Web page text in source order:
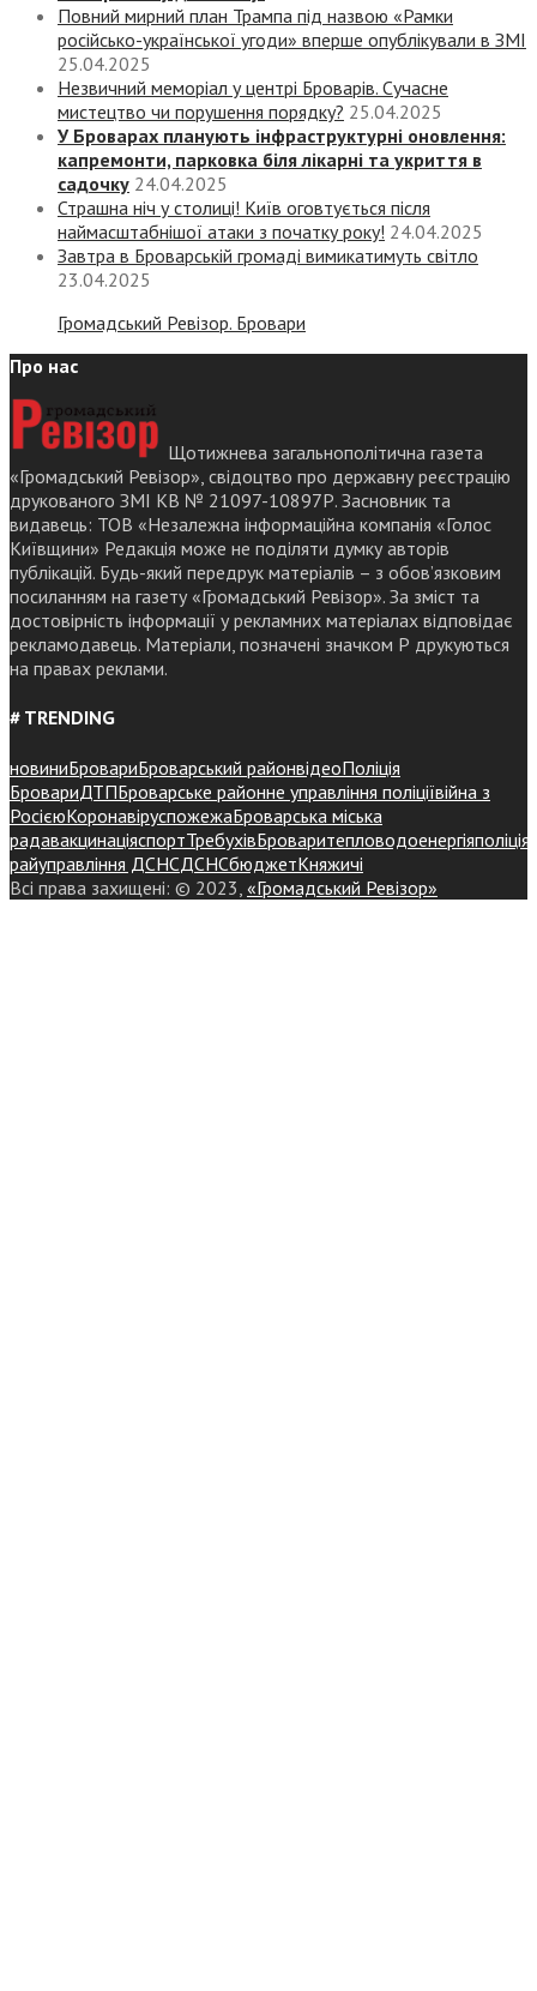
Повний мирний план Трампа під назвою «‎Рамки
російсько-української угоди» вперше опублікували в ЗМІ
25.04.2025
Незвичний меморіал у центрі Броварів. Сучасне
мистецтво чи порушення порядку? 25.04.2025
У Броварах планують інфраструктурні оновлення:
капремонти, парковка біля лікарні та укриття в
садочку 24.04.2025
Страшна ніч у столиці! Київ оговтується після
наймасштабнішої атаки з початку року! 24.04.2025
Завтра в Броварській громаді вимикатимуть світло
23.04.2025
Громадський Ревізор. Бровари
Про нас
Щотижнева загальнополітична газета
«Громадський Ревізор», свідоцтво про державну реєстрацію
друкованого ЗМІ КВ № 21097-10897Р. Засновник та
видавець: ТОВ «Незалежна інформаційна компанія «Голос
Київщини» Редакція може не поділяти думку авторів
публікацій. Будь-який передрук матеріалів – з обов’язковим
посиланням на газету «Громадський Ревізор». За зміст та
достовірність інформації у рекламних матеріалах відповідає
рекламодавець. Матеріали, позначені значком Р друкуються
на правах реклами.
# TRENDING
новиниБровариБроварський районвідеоПоліція
БровариДТПБроварське районне управління поліціївійна з
РосієюКоронавіруспожежаБроварська міська
радавакцинаціяспортТребухівБроваритепловодоенергіяполіція
райуправління ДСНСДСНСбюджетКняжичі
Всі права захищені: © 2023, «Громадський Ревізор»